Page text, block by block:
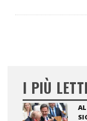
I PIÙ LETTI